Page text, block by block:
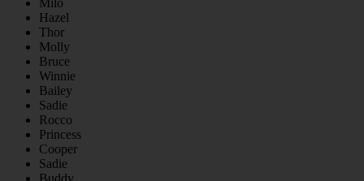
Milo
Hazel
Thor
Molly
Bruce
Winnie
Bailey
Sadie
Rocco
Princess
Cooper
Sadie